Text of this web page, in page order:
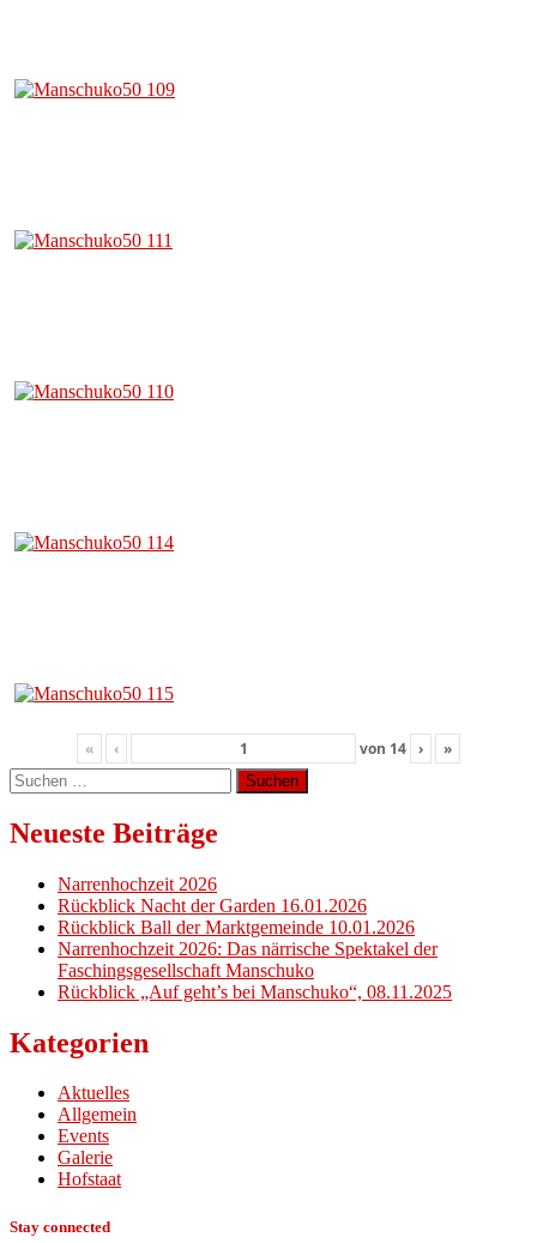
« ‹ von 14 ›
»
Suchen
nach:
Neueste Beiträge
Narrenhochzeit 2026
Rückblick Nacht der Garden 16.01.2026
Rückblick Ball der Marktgemeinde 10.01.2026
Narrenhochzeit 2026: Das närrische Spektakel der
Faschingsgesellschaft Manschuko
Rückblick „Auf geht’s bei Manschuko“, 08.11.2025
Kategorien
Aktuelles
Allgemein
Events
Galerie
Hofstaat
Stay connected